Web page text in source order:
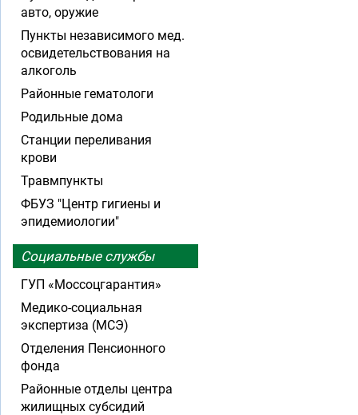
авто, оружие
Пункты независимого мед.
освидетельствования на
алкоголь
Районные гематологи
Родильные дома
Станции переливания
крови
Травмпункты
ФБУЗ "Центр гигиены и
эпидемиологии"
Социальные службы
ГУП «Моссоцгарантия»
Медико-социальная
экспертиза (МСЭ)
Отделения Пенсионного
фонда
Районные отделы центра
жилищных субсидий